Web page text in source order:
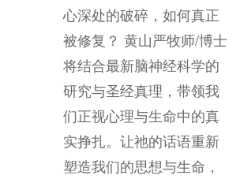
心深处的破碎，如何真正
被修复？ 黄山严牧师/博士
将结合最新脑神经科学的
研究与圣经真理，带领我
们正视心理与生命中的真
实挣扎。让祂的话语重新
塑造我们的思想与生命，